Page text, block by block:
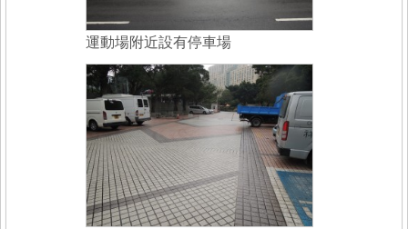
運動場附近設有停車場